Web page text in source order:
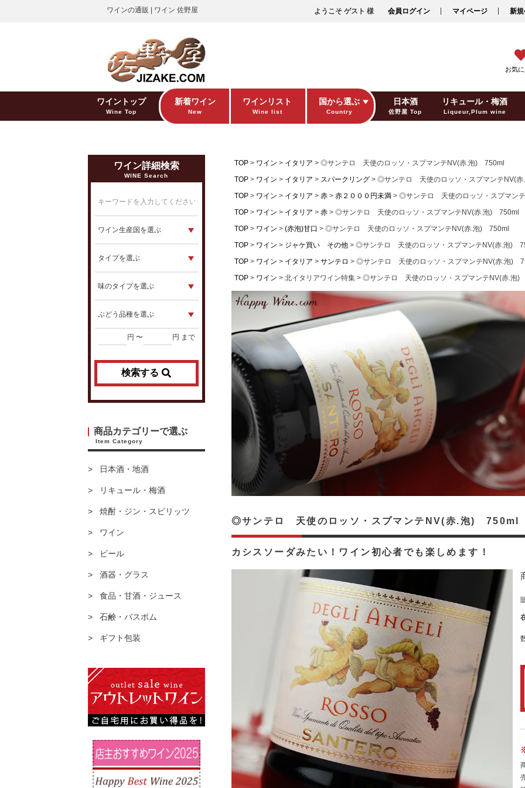
ワインの通販 | ワイン 佐野屋 ようこそ ゲスト 様 会員ログイン マイページ 新
お気
ワイントップ
Wine Top
新着ワイン
New
ワインリスト
Wine list
国から選ぶ
Country
日本酒
佐野屋 Top
リキュール・梅酒
Liqueur,Plum wine
ワイン詳細検索
WINE Search
円 〜 円 まで
検索する
商品カテゴリーで選ぶ
Item Category
日本酒・地酒
リキュール・梅酒
焼酎・ジン・スピリッツ
ワイン
ビール
酒器・グラス
食品・甘酒・ジュース
石鹸・バスボム
ギフト包装
TOP ワイン イタリア
◎サンテロ 天使のロッソ・スプマンテNV(赤.泡) 750ml
TOP
ワイン イタリア スパークリング
◎サンテロ 天使のロッソ・スプマンテNV(
TOP
ワイン イタリア 赤 赤２０００円未満
◎サンテロ 天使のロッソ・スプマン
TOP
ワイン イタリア 赤
◎サンテロ 天使のロッソ・スプマンテNV(赤.泡) 750ml
TOP
ワイン (赤泡)甘口
◎サンテロ 天使のロッソ・スプマンテNV(赤.泡) 750ml
TOP
ワイン ジャケ買い その他
◎サンテロ 天使のロッソ・スプマンテNV(赤.泡)
TOP
ワイン イタリア サンテロ
◎サンテロ 天使のロッソ・スプマンテNV(赤.泡)
TOP
ワイン 北イタリアワイン特集 ◎サンテロ 天使のロッソ・スプマンテNV(赤.泡
カシスソーダみたい！ワイン初心者でも楽しめます！
◎サンテロ 天使のロッソ・スプマンテNV(赤.泡) 750ml